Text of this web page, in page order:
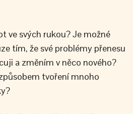
ve svých rukou? Je možné
tím, že své problémy přenesu
a změním v něco nového?
tvoření mnoho